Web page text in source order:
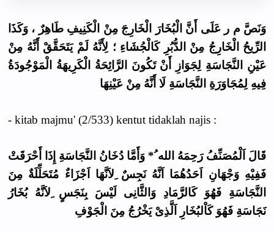
وَنَصَّ م ر عَلَى أَنَّ الْبُخَارَ الْخَارِجَ مِنْ الْكَنِيفِ طَاهِرٌ ، وَكَذَا
الرِّيحُ الْخَارِجُ مِنْ الدُّبُرِ كَالْجُشَاءِ ؛ لِأَنَّهُ لَمْ يَتَحَقَّقْ أَنَّهُ مِنْ
عَيْنِ النَّجَاسَةِ لِجَوَازِ أَنْ تَكُونَ الرَّائِحَةُ الْكَرِيهَةُ الْمَوْجُودَةُ
فِيهِ لِمُجَاوَرَةِ النَّجَاسَةِ لَا أَنَّهُ مِنْ عَيْنِهَا
- kitab majmu' (2/533) kentut tidaklah najis :
قَالَ اَلْمُصَنِّفُ رَحِمَهُ الله ُ* وَأَمَّا دُخَانُ النَّجَاسَةِ إِذَا أَحْرَقَتْ
فَفِيْهِ وَجْهَانِ اَحَدُهُمَا اَنَّهُ نَجِسٌ ِلاَنَّهَا اَجْزَاءٌ مُتَحَلِّلَةٌ مِنَ
النَّجَاسَةِ فَهُوَ كَالرَّمَادِ وَالثَّانِى لَيْسَ بِنَجَسٍ ِلاَنَّهُ بُخَارُ
نَجَاسَةِ فَهُوَ كَاْلبُخَارِ اَلَّذِىْ يَخْرُجُ مِنَ الْجَوْفِ